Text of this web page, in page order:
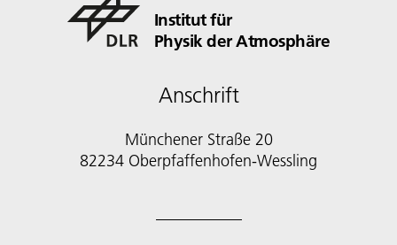
Institut für
Physik der Atmosphäre
Anschrift
Münchener Straße 20
82234 Oberpfaffenhofen-Wessling